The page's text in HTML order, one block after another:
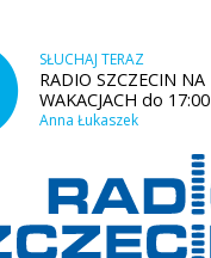
SŁUCHAJ TERAZ
RADIO SZCZECIN NA
WAKACJACH do 17:00
Anna Łukaszek